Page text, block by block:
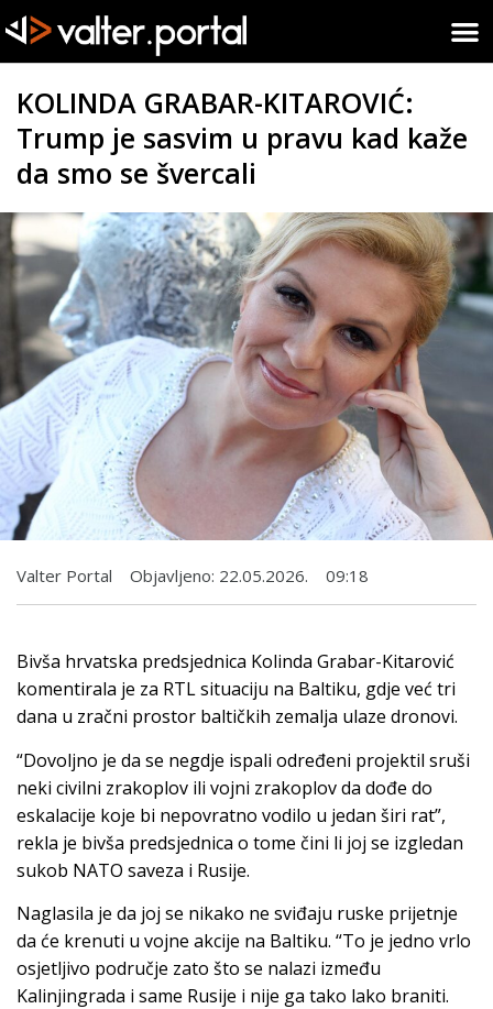
KOLINDA GRABAR-KITAROVIĆ:
Trump je sasvim u pravu kad kaže
da smo se švercali
Valter Portal Objavljeno: 22.05.2026. 09:18
Bivša hrvatska predsjednica Kolinda Grabar-Kitarović
komentirala je za RTL situaciju na Baltiku, gdje već tri
dana u zračni prostor baltičkih zemalja ulaze dronovi.
“Dovoljno je da se negdje ispali određeni projektil sruši
neki civilni zrakoplov ili vojni zrakoplov da dođe do
eskalacije koje bi nepovratno vodilo u jedan širi rat”,
rekla je bivša predsjednica o tome čini li joj se izgledan
sukob NATO saveza i Rusije.
Naglasila je da joj se nikako ne sviđaju ruske prijetnje
da će krenuti u vojne akcije na Baltiku. “To je jedno vrlo
osjetljivo područje zato što se nalazi između
Kalinjingrada i same Rusije i nije ga tako lako braniti.